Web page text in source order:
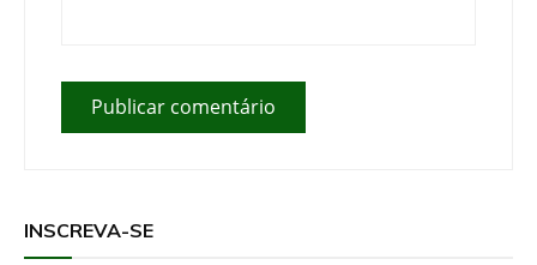
INSCREVA-SE